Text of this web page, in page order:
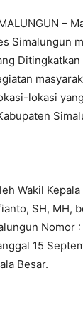
–
Simalungun
Ditingkatkan
lokasi
Wakil
SH, MH,
Nomor :
15
Besar.